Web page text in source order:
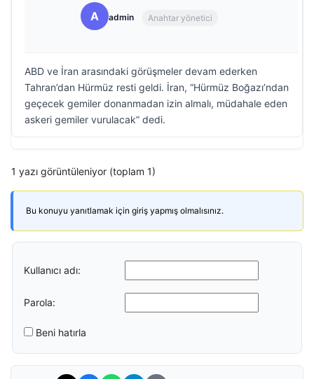
A admin Anahtar yönetici
ABD ve İran arasındaki görüşmeler devam ederken
Tahran’dan Hürmüz resti geldi. İran, “Hürmüz Boğazı’ndan
geçecek gemiler donanmadan izin almalı, müdahale eden
askeri gemiler vurulacak” dedi.
1 yazı görüntüleniyor (toplam 1)
Bu konuyu yanıtlamak için giriş yapmış olmalısınız.
Kullanıcı adı:
Parola:
Beni hatırla